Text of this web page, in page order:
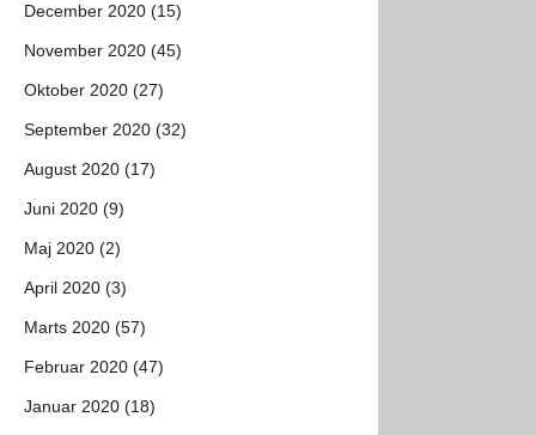
December 2020 (15)
November 2020 (45)
Oktober 2020 (27)
September 2020 (32)
August 2020 (17)
Juni 2020 (9)
Maj 2020 (2)
April 2020 (3)
Marts 2020 (57)
Februar 2020 (47)
Januar 2020 (18)